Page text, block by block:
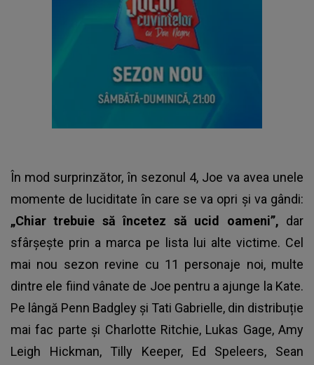
În mod surprinzător, în sezonul 4, Joe va avea unele
momente de luciditate în care se va opri și va gândi:
„Chiar trebuie să încetez să ucid oameni”, dar
sfârșește prin a marca pe lista lui alte victime. Cel
mai nou sezon revine cu 11 personaje noi, multe
dintre ele fiind vânate de Joe pentru a ajunge la Kate.
Pe lângă Penn Badgley și Tati Gabrielle, din distribuție
mai fac parte și Charlotte Ritchie, Lukas Gage, Amy
Leigh Hickman, Tilly Keeper, Ed Speleers, Sean